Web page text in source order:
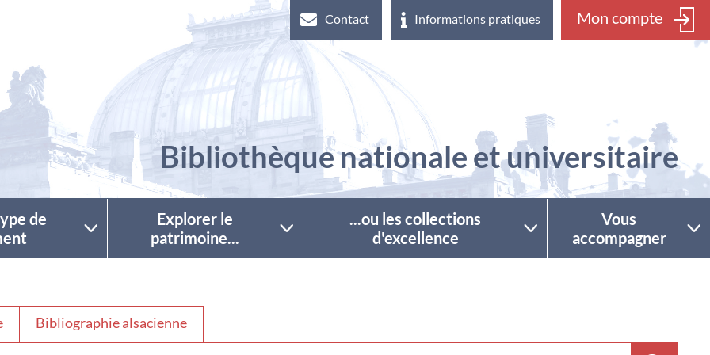
Contact Informations pratiques Mon compte
Bibliothèque nationale et universitaire
de
Explorer le
patrimoine...
...ou les collections
d'excellence
Vous
accompagner
Bibliographie alsacienne